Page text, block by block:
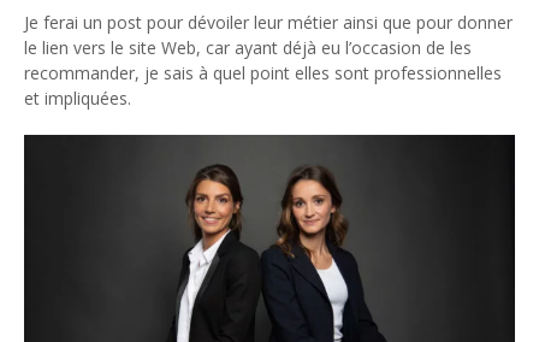
Je ferai un post pour dévoiler leur métier ainsi que pour donner
le lien vers le site Web, car ayant déjà eu l’occasion de les
recommander, je sais à quel point elles sont professionnelles
et impliquées.